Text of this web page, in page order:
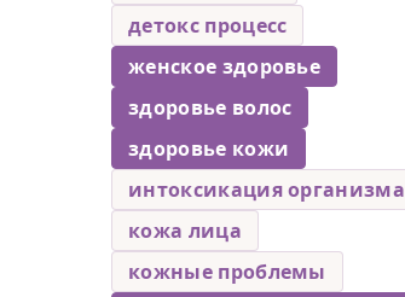
детокс процесс
женское здоровье
здоровье волос
здоровье кожи
интоксикация организма
кожа лица
кожные проблемы